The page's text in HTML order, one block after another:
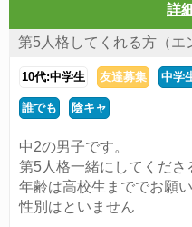
詳
第5人格してくれる方（エ
10代:中学生 友達募集 中学
誰でも 陰キャ
中2の男子です。
第5人格一緒にしてくださ
年齢は高校生まででお願
性別はといません